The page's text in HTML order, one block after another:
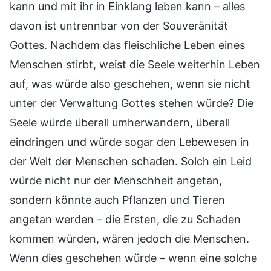
kann und mit ihr in Einklang leben kann – alles
davon ist untrennbar von der Souveränität
Gottes. Nachdem das fleischliche Leben eines
Menschen stirbt, weist die Seele weiterhin Leben
auf, was würde also geschehen, wenn sie nicht
unter der Verwaltung Gottes stehen würde? Die
Seele würde überall umherwandern, überall
eindringen und würde sogar den Lebewesen in
der Welt der Menschen schaden. Solch ein Leid
würde nicht nur der Menschheit angetan,
sondern könnte auch Pflanzen und Tieren
angetan werden – die Ersten, die zu Schaden
kommen würden, wären jedoch die Menschen.
Wenn dies geschehen würde – wenn eine solche